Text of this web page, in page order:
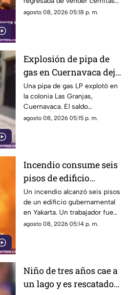
(VIDEO)
en Chachapa. La Fiscalía de
agosto 08, 2026 05:18 p. m.
Explosión de pipa de
gas en Cuernavaca deja
21 personas lesionadas
Una pipa de gas LP explotó en
la colonia Las Granjas,
Cuernavaca. El saldo
preliminar es de 21 lesionados
agosto 08, 2026 05:15 p. m.
Incendio consume seis
pisos de edificio
gubernamental en
Yakarta
Un incendio alcanzó seis pisos
de un edificio gubernamental
en Yakarta. Un trabajador fue
rescatado y cerca de mil
agosto 08, 2026 05:14 p. m.
Niño de tres años cae a
un lago y es rescatado